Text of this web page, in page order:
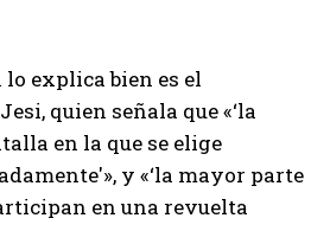
lo explica bien es el
quien señala que «‘la
en la que se elige
y «‘la mayor parte
en una revuelta